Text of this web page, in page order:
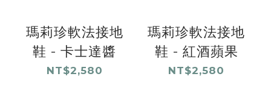
瑪莉珍軟法接地
鞋 - 卡士達醬
NT$2,580
瑪莉珍軟法接地
鞋 - 紅酒蘋果
NT$2,580